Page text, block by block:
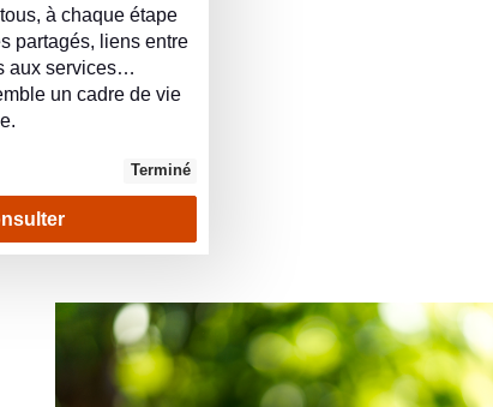
à chaque étape
partagés, liens entre
aux services…
un cadre de vie
Terminé